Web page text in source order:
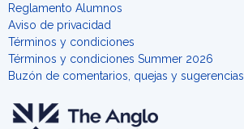
Reglamento Alumnos
Aviso de privacidad
Términos y condiciones
Términos y condiciones Summer 2026
Buzón de comentarios, quejas y sugerencias